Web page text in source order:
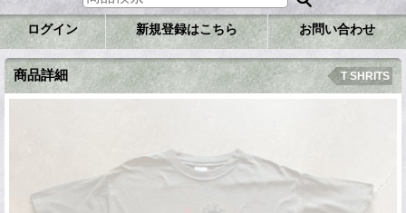
ログイン 新規登録はこちら お問い合わせ
商品詳細 T SHRITS